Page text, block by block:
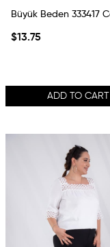
$13.75
ADD TO CART